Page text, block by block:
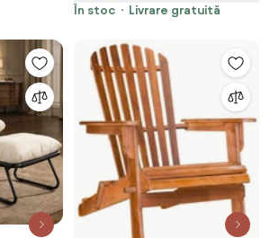
Aosom Romania
În stoc
Livrare gratuită